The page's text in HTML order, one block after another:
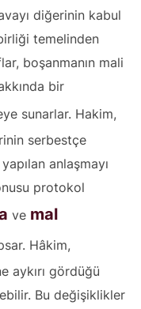
diğerinin kabul
temelinden
boşanmanın mali
bir
sunarlar. Hakim,
serbestçe
anlaşmayı
protokol
ve mal
Hâkim,
aykırı gördüğü
Bu değişiklikler